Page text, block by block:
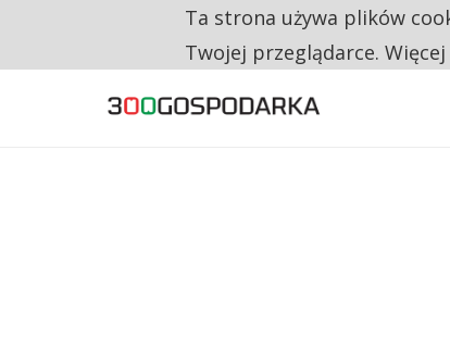
RESTRYKCJE CHIN UDERZAJĄ W
Ta strona używa plików
Twojej przeglądarce.